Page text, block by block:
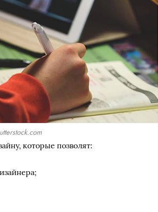
которые позволят: